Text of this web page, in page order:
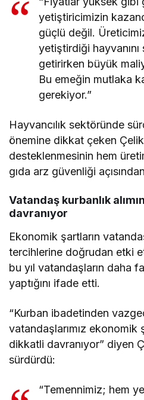
yetiştiricimizin
güçlü değil.
yetiştirdiği hayvanını
getirirken büyük
Bu emeğin mutlaka
gerekiyor.”
Hayvancılık sektöründe
önemine dikkat çeken
desteklenmesinin hem
gıda arz güvenliği
Vatandaş kurbanlık
davranıyor
Ekonomik şartların
tercihlerine doğrudan etki
bu yıl vatandaşların daha
yaptığını ifade etti.
“Kurban ibadetinden
vatandaşlarımız
dikkatli davranıyor” diyen
sürdürdü:
“Temennimiz; hem